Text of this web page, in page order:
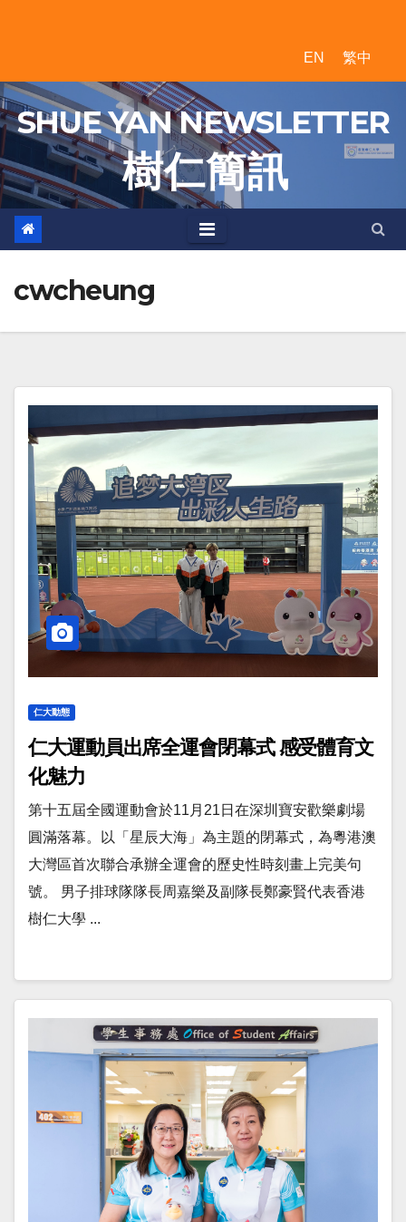
EN 繁中
SHUE YAN NEWSLETTER
樹 仁 簡 訊
cwcheung
仁大動態
仁大運動員出席全運會閉幕式 感受體育文
化魅力
第十五屆全國運動會於11月21日在深圳寶安歡樂劇場
圓滿落幕。以「星辰大海」為主題的閉幕式，為粵港澳
大灣區首次聯合承辦全運會的歷史性時刻畫上完美句
號。 男子排球隊隊長周嘉樂及副隊長鄭豪賢代表香港
樹仁大學 ...